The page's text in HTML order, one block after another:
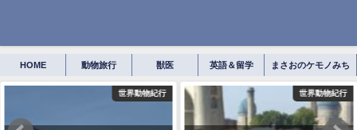
HOME 動物旅行 獣医 英語＆留学 まさおのケモノみち
世界動物紀行 獣医news＆動物雑学